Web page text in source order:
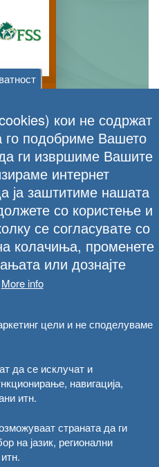
кои не содржат
го подобриме Вашето
ги извршиме Вашите
интернет
ја заштитиме нашата
со користење и
се согласувате со
колачиња, променете
или дознајте
More info
цели и не споделуваме
да се исклучат и
навигација,
итн.
страната да ги
на јазик, регионални
НА БОЛЕСТИ КАЈ